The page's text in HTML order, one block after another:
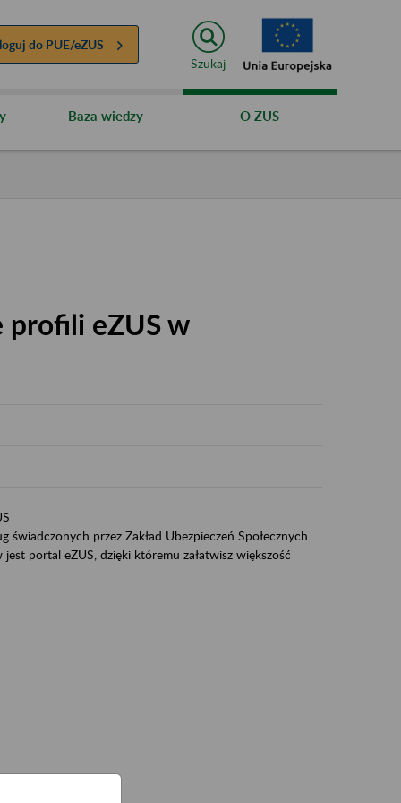
do PUE/eZUS
Szukaj
Baza wiedzy O ZUS
profili eZUS w
przez Zakład Ubezpieczeń Społecznych.
portal eZUS, dzięki któremu załatwisz większość